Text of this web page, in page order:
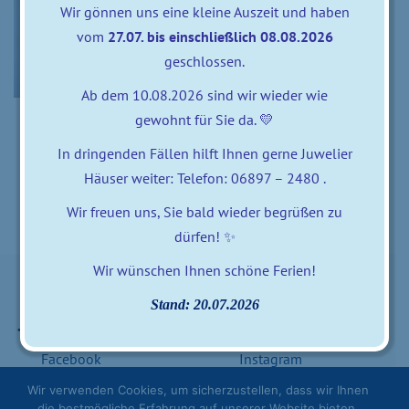
23. Juli 2024
Facebook
Instagram
Wir gönnen uns eine kleine Auszeit und haben
vom 27.07. bis einschließlich 08.08.2026
geschlossen.
Ab dem 10.08.2026 sind wir wieder wie
gewohnt für Sie da. 💛
In dringenden Fällen hilft Ihnen gerne Juwelier
Häuser weiter: Telefon: 06897 – 2480 .
Wir freuen uns, Sie bald wieder begrüßen zu
dürfen! ✨
Wir wünschen Ihnen schöne Ferien!
Stand: 20.07.2026
Wir verwenden Cookies, um sicherzustellen, dass wir Ihnen